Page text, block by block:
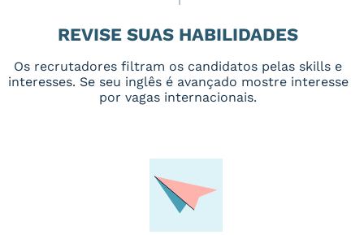
REVISE SUAS HABILIDADES
Os recrutadores filtram os candidatos pelas skills e
interesses. Se seu inglês é avançado mostre interesse
por vagas internacionais.